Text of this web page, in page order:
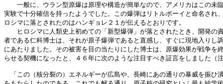
一般に、ウラン型原爆は原理や構造が簡単なので、アメリカはこの未
実験で十分確信を持ったようでした。この爆弾はリトルボーイと命名され
ロシマに落とされたのはハンギョレ２１が伝えるとおりです。
ヒロシマに人類史上初めての「新型爆弾」が落とされたとき、開発の
者である仁科博士は、それが原子爆弾であると直感し、すぐに現地入りし
にあたりました。その被害を目の当たりにした博士は、原爆効果が戦争を
らせる契機になったと、４６年に次のような注目すべき証言をしました（
「この（核分裂の）エネルギーが広島や、長崎にあの通りの暴威を振ひ